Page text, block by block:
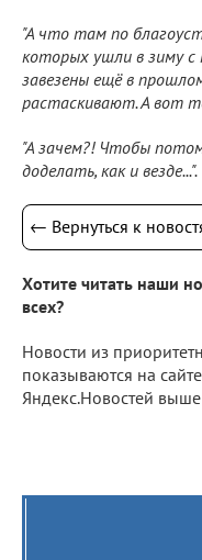
"А что там по
которых ушли в зиму
завезены ещё в
растаскивают. А вот
"А зачем?! Чтобы
доделать, как и везде...".
← Вернуться к
Хотите читать наши
всех?
Новости из
показываются на сайте
Яндекс.Новостей